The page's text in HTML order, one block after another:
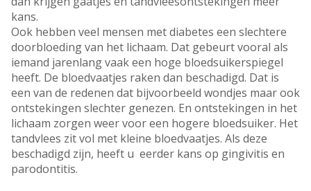
kans.
Ook hebben veel mensen met diabetes een slechtere
doorbloeding van het lichaam. Dat gebeurt vooral als
iemand jarenlang vaak een hoge bloedsuikerspiegel
heeft. De bloedvaatjes raken dan beschadigd. Dat is
een van de redenen dat bijvoorbeeld wondjes maar ook
ontstekingen slechter genezen. En ontstekingen in het
lichaam zorgen weer voor een hogere bloedsuiker. Het
tandvlees zit vol met kleine bloedvaatjes. Als deze
beschadigd zijn, heeft u eerder kans op gingivitis en
parodontitis.